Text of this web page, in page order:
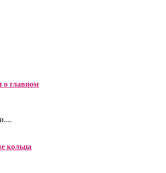
о главном
кольца